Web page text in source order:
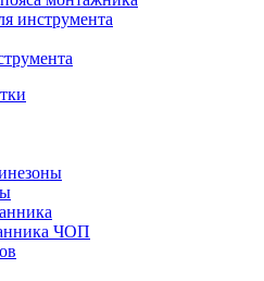
инструмента
ЧОП